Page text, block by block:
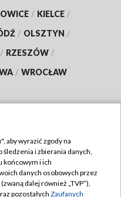
/ KIELCE /
/ OLSZTYN /
/ RZESZÓW /
/ WROCŁAW
TVP
aby wyrazić zgody na
i zbierania danych,
końcowym i ich
danych osobowych przez
dalej również „TVP”),
pozostałych Zaufanych